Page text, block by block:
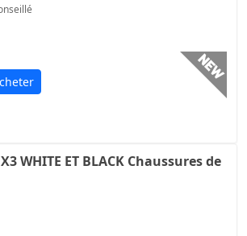
WHITE ET BLACK Chaussures de